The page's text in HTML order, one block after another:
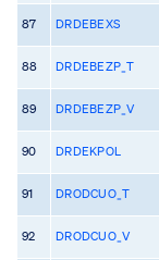
87 DRDEBEXS
88 DRDEBEZP_T
89 DRDEBEZP_V
90 DRDEKPOL
91 DRODCUO_T
92 DRODCUO_V